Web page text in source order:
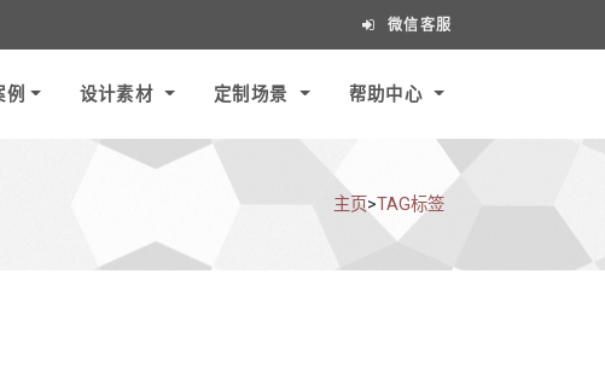
微信客服
例 设计素材 定制场景 帮助中心
主页>TAG标签